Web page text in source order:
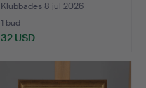
Klubbades 8 jul 2026
1 bud
32 USD